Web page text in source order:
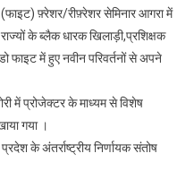
(फाइट) फ़्रेशर/रीफ़्रेशर सेमिनार आगरा में
के ब्लैक धारक खिलाड़ी,प्रशिक्षक
फाइट में हुए नवीन परिवर्तनों से अपने
में प्रोजेक्टर के माध्यम से विशेष
गया ।
के अंतर्राष्ट्रीय निर्णायक संतोष